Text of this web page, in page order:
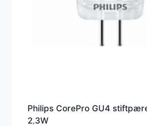
Philips CorePro GU4
2,3W